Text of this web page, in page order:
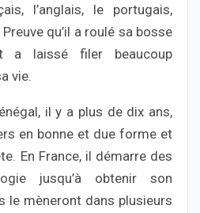
l’anglais, le portugais,
Preuve qu’il a roulé sa bosse
a laissé filer beaucoup
vie.
il y a plus de dix ans,
en bonne et due forme et
En France, il démarre des
jusqu’à obtenir son
le mèneront dans plusieurs